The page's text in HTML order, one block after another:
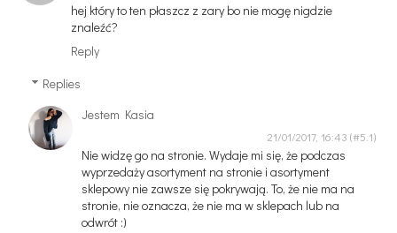
hej który to ten płaszcz z zary bo nie mogę nigdzie
znaleźć?
Reply
Replies
Jestem Kasia
21/01/2017, 16:43
Nie widzę go na stronie. Wydaje mi się, że podczas
wyprzedaży asortyment na stronie i asortyment
sklepowy nie zawsze się pokrywają. To, że nie ma na
stronie, nie oznacza, że nie ma w sklepach lub na
odwrót :)